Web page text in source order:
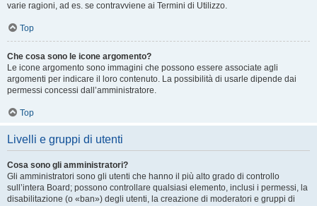
varie ragioni, ad es. se contravviene ai Termini di Utilizzo.
Top
Che cosa sono le icone argomento?
Le icone argomento sono immagini che possono essere associate agli
argomenti per indicare il loro contenuto. La possibilità di usarle dipende dai
permessi concessi dall’amministratore.
Top
Livelli e gruppi di utenti
Cosa sono gli amministratori?
Gli amministratori sono gli utenti che hanno il più alto grado di controllo
sull’intera Board; possono controllare qualsiasi elemento, inclusi i permessi, la
disabilitazione (o «ban») degli utenti, la creazione di moderatori e gruppi di